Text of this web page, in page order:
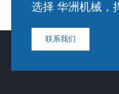
选择 华洲机械，
联系我们